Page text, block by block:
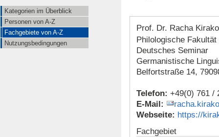
Kategorien im Überblick
Personen von A-Z
Fachgebiete von A-Z
Nutzungsbedingungen
Prof. Dr. Racha
Philologische Fakultät
Deutsches Seminar
Germanistische
Belfortstraße 14,
Telefon: +49(0) 761 /
E-Mail:
Webseite: https://
Fachgebiet